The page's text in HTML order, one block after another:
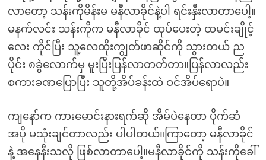
လာတော့ သန်းကိုမိန်းမ မနီလာခိုင်နဲ့ပါ ရင်းနှီးလာတာပေါ့။
မနက်လင်း သန်းကိုက မနီလာခိုင် ထုပ်ပေးတဲ့ ထမင်းချိုင့်
လေး ကိုင်ပြီး သူ့လေထိုးကျွတ်ဖာဆိုင်ကို သွားတယ် ည
ပိုင်း ၈ခွဲလောက်မှ မူးပြီးပြန်လာတတ်တာ။ပြန်လာလည်း
စကားခဏပြောပြီး သူတို့အိပ်ခန်းထဲ ဝင်အိပ်ရောပဲ။
ကျနော်က ကားမောင်းနားရက်ဆို အိမ်ပဲနေတာ ပိုက်ဆံ
အပို မသုံးချင်တာလည်း ပါပါတယ်။ကြာတော့ မနီလာခိုင်
နဲ့ အနေနီးသလို ဖြစ်လာတာပေါ့။မနီလာခိုင်ကို သန်းကိုခေါ်